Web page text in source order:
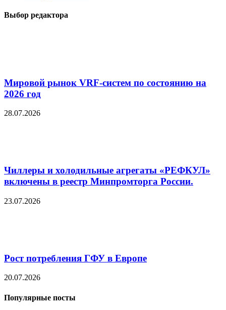
Выбор редактора
Мировой рынок VRF-систем по состоянию на
2026 год
28.07.2026
Чиллеры и холодильные агрегаты «РЕФКУЛ»
включены в реестр Минпромторга России.
23.07.2026
Рост потребления ГФУ в Европе
20.07.2026
Популярные посты